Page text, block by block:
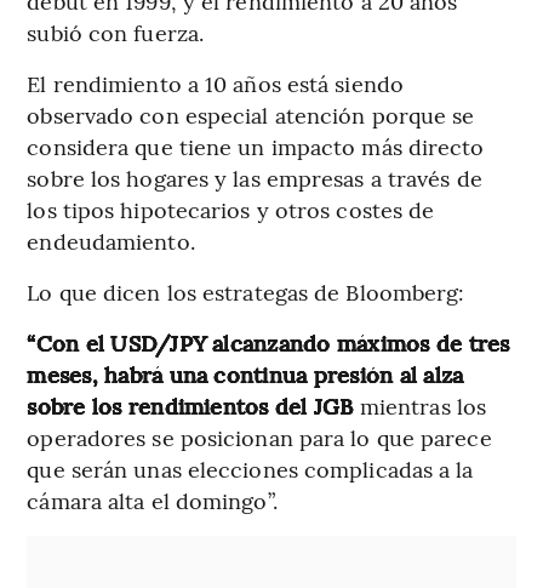
subió con fuerza.
El rendimiento a 10 años está siendo
observado con especial atención porque se
considera que tiene un impacto más directo
sobre los hogares y las empresas a través de
los tipos hipotecarios y otros costes de
endeudamiento.
Lo que dicen los estrategas de Bloomberg:
“Con el USD/JPY alcanzando máximos de tres
meses, habrá una continua presión al alza
sobre los rendimientos del JGB mientras los
operadores se posicionan para lo que parece
que serán unas elecciones complicadas a la
cámara alta el domingo”.